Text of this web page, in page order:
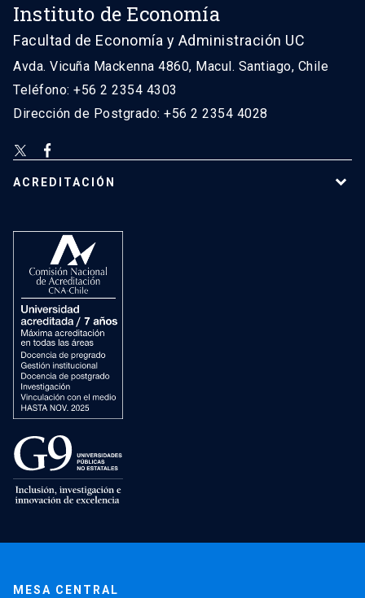
Instituto de Economía
Facultad de Economía y Administración UC
Avda. Vicuña Mackenna 4860, Macul. Santiago, Chile
Teléfono: +56 2 2354 4303
Dirección de Postgrado: +56 2 2354 4028
ACREDITACIÓN
MESA CENTRAL